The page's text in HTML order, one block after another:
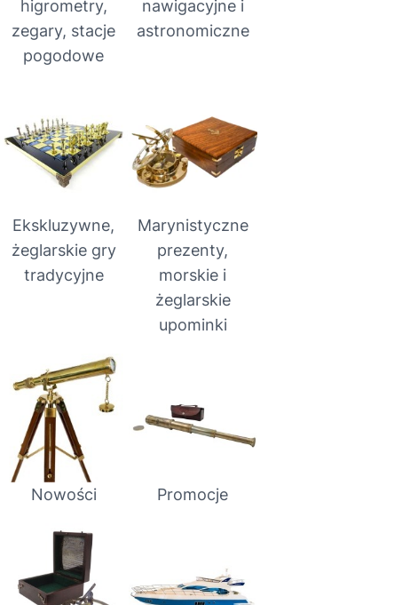
higrometry,
zegary, stacje
pogodowe
nawigacyjne i
astronomiczne
Ekskluzywne,
żeglarskie gry
tradycyjne
Marynistyczne
prezenty,
morskie i
żeglarskie
upominki
Nowości Promocje